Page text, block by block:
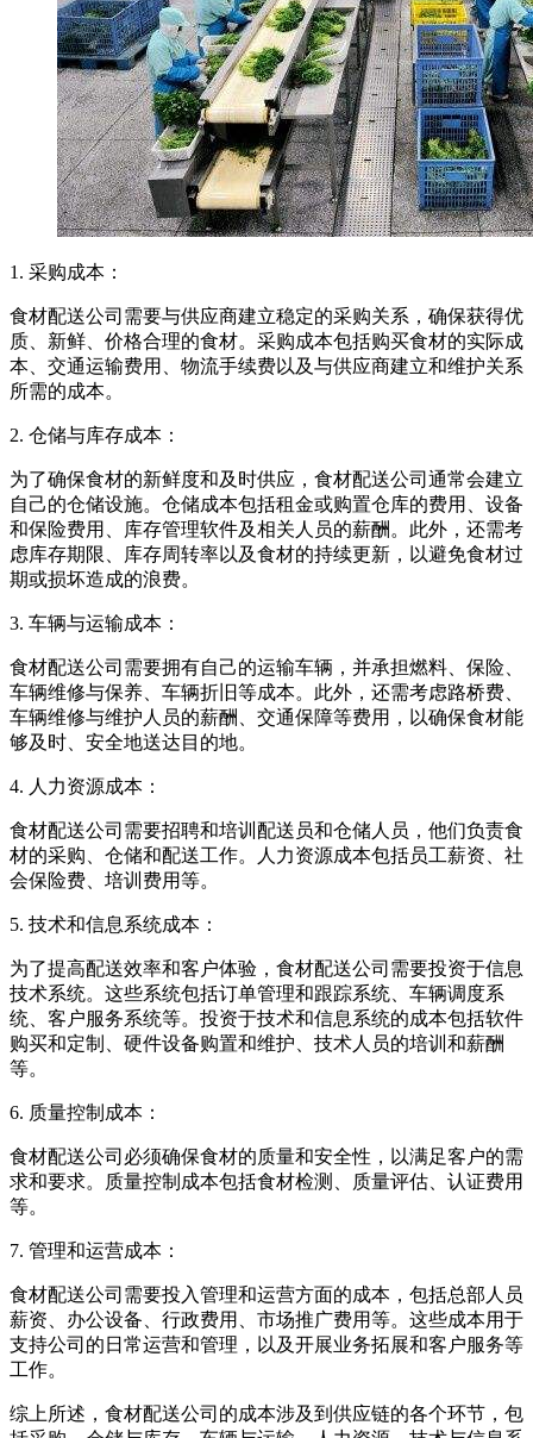
1. 采购成本：
食材配送公司需要与供应商建立稳定的采购关系，确保获得优
质、新鲜、价格合理的食材。采购成本包括购买食材的实际成
本、交通运输费用、物流手续费以及与供应商建立和维护关系
所需的成本。
2. 仓储与库存成本：
为了确保食材的新鲜度和及时供应，食材配送公司通常会建立
自己的仓储设施。仓储成本包括租金或购置仓库的费用、设备
和保险费用、库存管理软件及相关人员的薪酬。此外，还需考
虑库存期限、库存周转率以及食材的持续更新，以避免食材过
期或损坏造成的浪费。
3. 车辆与运输成本：
食材配送公司需要拥有自己的运输车辆，并承担燃料、保险、
车辆维修与保养、车辆折旧等成本。此外，还需考虑路桥费、
车辆维修与维护人员的薪酬、交通保障等费用，以确保食材能
够及时、安全地送达目的地。
4. 人力资源成本：
食材配送公司需要招聘和培训配送员和仓储人员，他们负责食
材的采购、仓储和配送工作。人力资源成本包括员工薪资、社
会保险费、培训费用等。
5. 技术和信息系统成本：
为了提高配送效率和客户体验，食材配送公司需要投资于信息
技术系统。这些系统包括订单管理和跟踪系统、车辆调度系
统、客户服务系统等。投资于技术和信息系统的成本包括软件
购买和定制、硬件设备购置和维护、技术人员的培训和薪酬
等。
6. 质量控制成本：
食材配送公司必须确保食材的质量和安全性，以满足客户的需
求和要求。质量控制成本包括食材检测、质量评估、认证费用
等。
7. 管理和运营成本：
食材配送公司需要投入管理和运营方面的成本，包括总部人员
薪资、办公设备、行政费用、市场推广费用等。这些成本用于
支持公司的日常运营和管理，以及开展业务拓展和客户服务等
工作。
综上所述，食材配送公司的成本涉及到供应链的各个环节，包